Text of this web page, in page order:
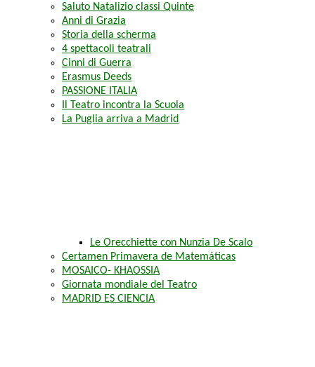
Saluto Natalizio classi Quinte
Anni di Grazia
Storia della scherma
4 spettacoli teatrali
Cinni di Guerra
Erasmus Deeds
PASSIONE ITALIA
Il Teatro incontra la Scuola
La Puglia arriva a Madrid
Le Orecchiette con Nunzia De Scalo
Certamen Primavera de Matemáticas
MOSAICO- KHAOSSIA
Giornata mondiale del Teatro
MADRID ES CIENCIA